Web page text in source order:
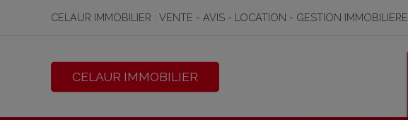
CELAUR IMMOBILIER : VENTE - AVIS - LOCATION - GESTION IMMOBILIERE
CELAUR IMMOBILIER